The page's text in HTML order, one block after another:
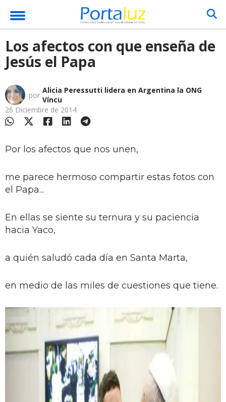
Los afectos con que enseña de
Jesús el Papa
por Alicia Peressutti lidera en Argentina la ONG
Víncu
26 Diciembre de 2014
Por los afectos que nos unen,
me parece hermoso compartir estas fotos con
el Papa...
En ellas se siente su ternura y su paciencia
hacia Yaco,
a quién saludó cada día en Santa Marta,
en medio de las miles de cuestiones que tiene.